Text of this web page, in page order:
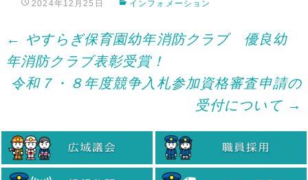
2024年12月25日 インフォメーション
Post
navigation
←
やすらぎ保育園幼年消防クラブ 優良幼
年消防クラブ表彰受賞！
令和７・８年度競争入札参加資格審査申請の
受付について →